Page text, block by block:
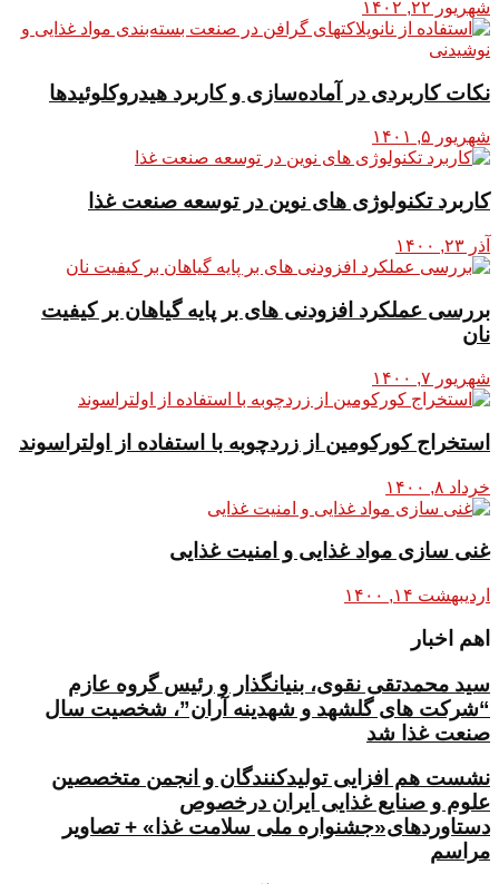
شهریور ۲۲, ۱۴۰۲
نکات کاربردی در آماده‌سازی و کاربرد هیدروکلوئیدها
شهریور ۵, ۱۴۰۱
کاربرد تکنولوژی های نوین در توسعه صنعت غذا
آذر ۲۳, ۱۴۰۰
بررسی عملکرد افزودنی های بر پایه گیاهان بر کیفیت
نان
شهریور ۷, ۱۴۰۰
استخراج کورکومین از زردچوبه با استفاده از اولتراسوند
خرداد ۸, ۱۴۰۰
غنی سازی مواد غذایی و امنیت غذایی
اردیبهشت ۱۴, ۱۴۰۰
اهم اخبار
سید محمدتقی نقوی، بنیانگذار و رئیس گروه عازم
“شرکت های گلشهد و شهدینه آران”، شخصیت سال
صنعت غذا شد
نشست هم افزایی تولیدکنندگان و انجمن متخصصین
علوم و صنایع غذایی ایران درخصوص
دستاوردهای«جشنواره ملی سلامت غذا» + تصاویر
مراسم